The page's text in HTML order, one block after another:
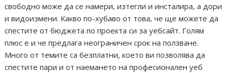
свободно може да се намери, изтегли и инсталира, а дори
и видоизмени. Какво по-хубаво от това, че ще можете да
спестите от бюджета по проекта си за уебсайт. Голям
плюс е и че предлага неограничен срок на ползване.
Много от темите са безплатни, което ви позволява да
спестите пари и от наемането на професионален уеб